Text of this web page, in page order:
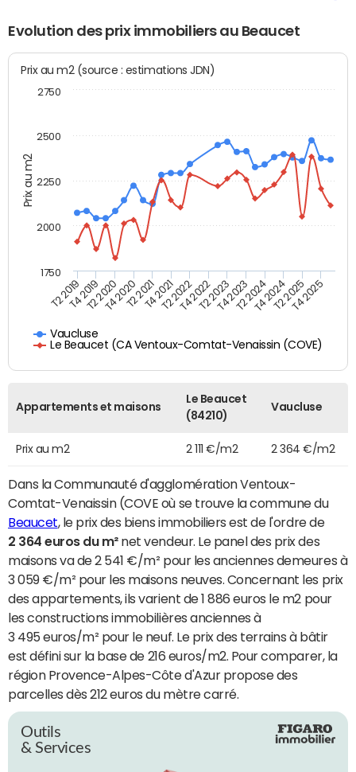
Evolution des prix immobiliers au Beaucet
Prix au m2
Prix au m2 (source : estimations JDN)
Vaucluse
Le Beaucet (CA Ventoux-Comtat-Venaissin (COVE)
T2 2019T4 2019T2 2020T4 2020T2 2021T4 2021T2 2022T4 2022T2 2023T4 2023T2 2024T4 2024T2 2025T4 2025
2000
1750
2250
2500
2750
Appartements et maisons
Le Beaucet
(84210)
Vaucluse
Prix au m2 2 111 €/m2 2 364 €/m2
Dans la Communauté d'agglomération Ventoux-
Comtat-Venaissin (COVE où se trouve la commune du
Beaucet, le prix des biens immobiliers est de l'ordre de
2 364 euros du m²net vendeur. Le panel des prix des
maisons va de 2 541 €/m² pour les anciennes demeures à
3 059 €/m² pour les maisons neuves. Concernant les prix
des appartements, ils varient de 1 886 euros le m2 pour
les constructions immobilières anciennes à
3 495 euros/m² pour le neuf. Le prix des terrains à bâtir
est défini sur la base de 216 euros/m2. Pour comparer, la
région Provence-Alpes-Côte d'Azur propose des
parcelles dès 212 euros du mètre carré.
Outils
& Services